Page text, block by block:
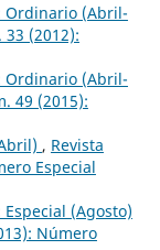
Ordinario (Abril-
33 (2012):
Ordinario (Abril-
49 (2015):
, Revista
Especial
(Agosto)
Número